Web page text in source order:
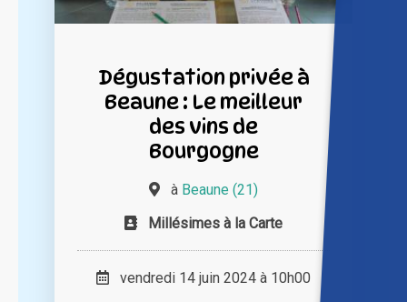
Dégustation privée à
Beaune : Le meilleur
des vins de
Bourgogne
à Beaune (21)
Millésimes à la Carte
vendredi 14 juin 2024 à 10h00